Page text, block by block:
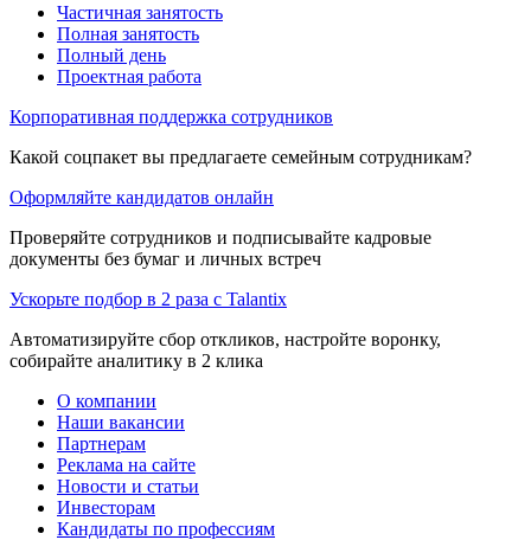
Частичная занятость
Полная занятость
Полный день
Проектная работа
Корпоративная поддержка сотрудников
Какой соцпакет вы предлагаете семейным сотрудникам?
Оформляйте кандидатов онлайн
Проверяйте сотрудников и подписывайте кадровые
документы без бумаг и личных встреч
Ускорьте подбор в 2 раза с Talantix
Автоматизируйте сбор откликов, настройте воронку,
собирайте аналитику в 2 клика
О компании
Наши вакансии
Партнерам
Реклама на сайте
Новости и статьи
Инвесторам
Кандидаты по профессиям